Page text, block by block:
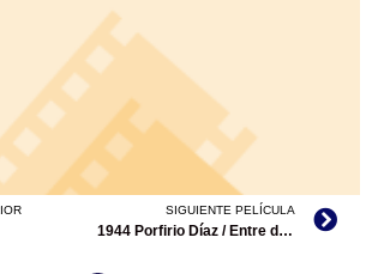
SIGUIENTE PELÍCULA
1944 Porfirio Díaz / Entre dos amores/codirección